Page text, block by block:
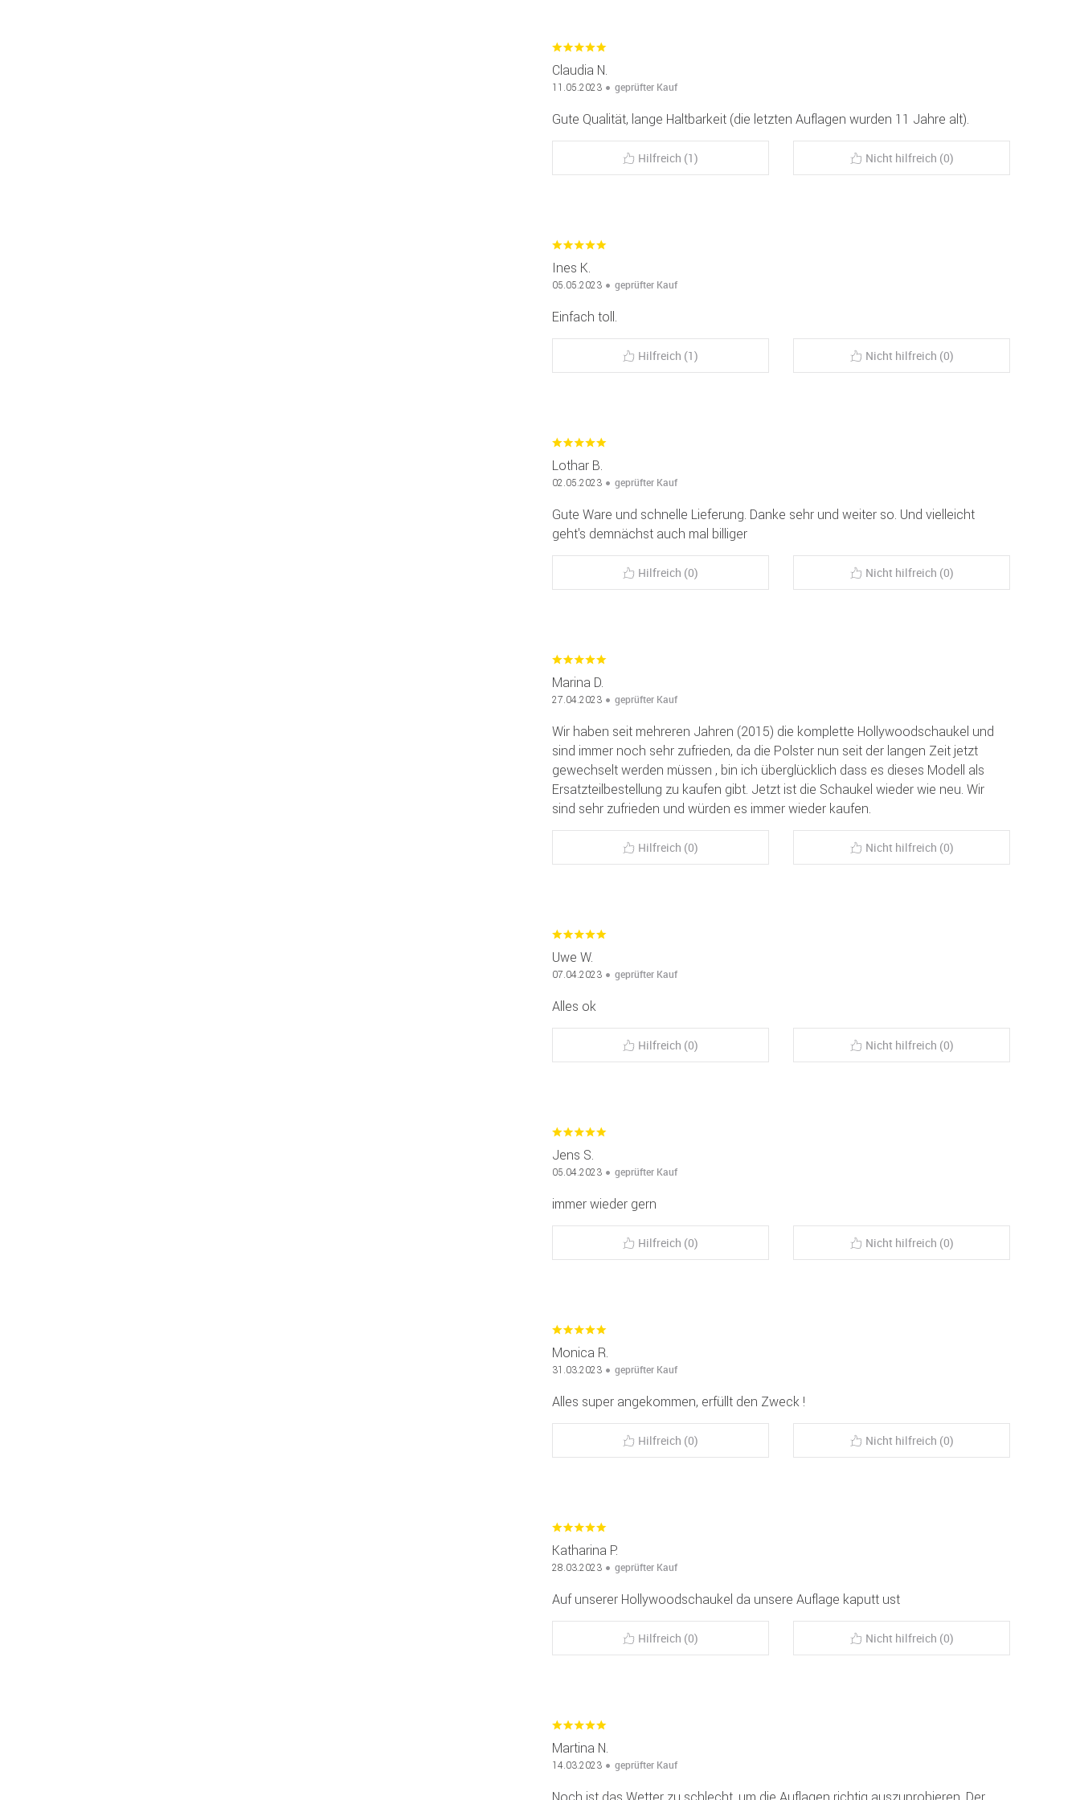
Claudia N.
11.05.2023 geprüfter Kauf
Gute Qualität, lange Haltbarkeit (die letzten Auflagen wurden 11 Jahre alt).
Hilfreich (1) Nicht hilfreich (0)
Ines K.
05.05.2023 geprüfter Kauf
Einfach toll.
Hilfreich (1) Nicht hilfreich (0)
Lothar B.
02.05.2023 geprüfter Kauf
Gute Ware und schnelle Lieferung. Danke sehr und weiter so. Und vielleicht
geht's demnächst auch mal billiger
Hilfreich (0) Nicht hilfreich (0)
Marina D.
27.04.2023 geprüfter Kauf
Wir haben seit mehreren Jahren (2015) die komplette Hollywoodschaukel und
sind immer noch sehr zufrieden, da die Polster nun seit der langen Zeit jetzt
gewechselt werden müssen , bin ich überglücklich dass es dieses Modell als
Ersatzteilbestellung zu kaufen gibt. Jetzt ist die Schaukel wieder wie neu. Wir
sind sehr zufrieden und würden es immer wieder kaufen.
Hilfreich (0) Nicht hilfreich (0)
Uwe W.
07.04.2023 geprüfter Kauf
Alles ok
Hilfreich (0) Nicht hilfreich (0)
Jens S.
05.04.2023 geprüfter Kauf
immer wieder gern
Hilfreich (0) Nicht hilfreich (0)
Monica R.
31.03.2023 geprüfter Kauf
Alles super angekommen, erfüllt den Zweck !
Hilfreich (0) Nicht hilfreich (0)
Katharina P.
28.03.2023 geprüfter Kauf
Auf unserer Hollywoodschaukel da unsere Auflage kaputt ust
Hilfreich (0) Nicht hilfreich (0)
Martina N.
14.03.2023 geprüfter Kauf
Noch ist das Wetter zu schlecht, um die Auflagen richtig auszuprobieren. Der